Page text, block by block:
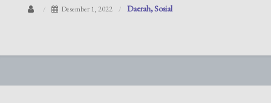
Desember 1, 2022 Daerah Sosial